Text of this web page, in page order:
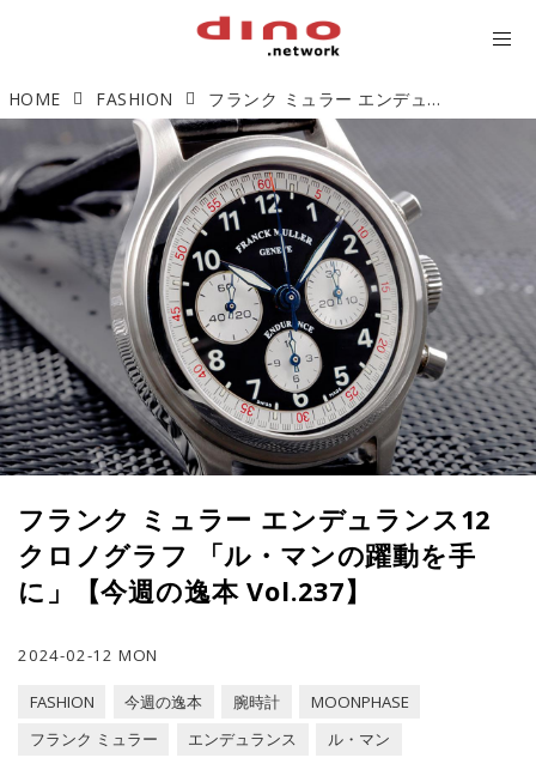
HOME FASHION フランク ミュラー エンデュランス12 クロノグラフ 「ル・マンの躍動を手に」【今週の逸本 Vol.237】
フランク ミュラー エンデュランス12
クロノグラフ 「ル・マンの躍動を手
に」【今週の逸本 Vol.237】
2024-02-12 MON
FASHION 今週の逸本 腕時計
MOONPHASE
フランク ミュラー
エンデュランス ル・マン